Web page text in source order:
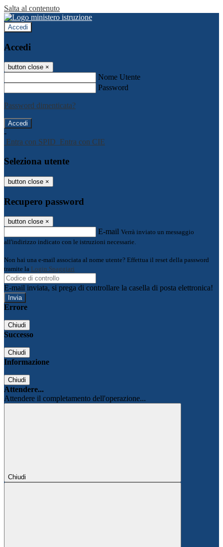
Salta al contenuto
Accedi
Accedi
button close ×
Nome Utente
Password
Password dimenticata?
-
Entra con SPID Entra con CIE
Seleziona utente
button close ×
Recupero password
button close ×
E-mail Verrà inviato un messaggio
all'indirizzo indicato con le istruzioni necessarie.
Non hai una e-mail associata al nome utente? Effettua il reset della password
tramite la Login Spaggiari
E-mail inviata, si prega di controllare la casella di posta elettronica!
Errore
Chiudi
Successo
Chiudi
Informazione
Chiudi
Attendere...
Attendere il completamento dell'operazione...
Chiudi